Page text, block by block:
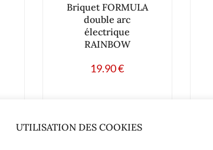
Briquet FORMULA
double arc
électrique
RAINBOW
19.90€
UTILISATION DES COOKIES